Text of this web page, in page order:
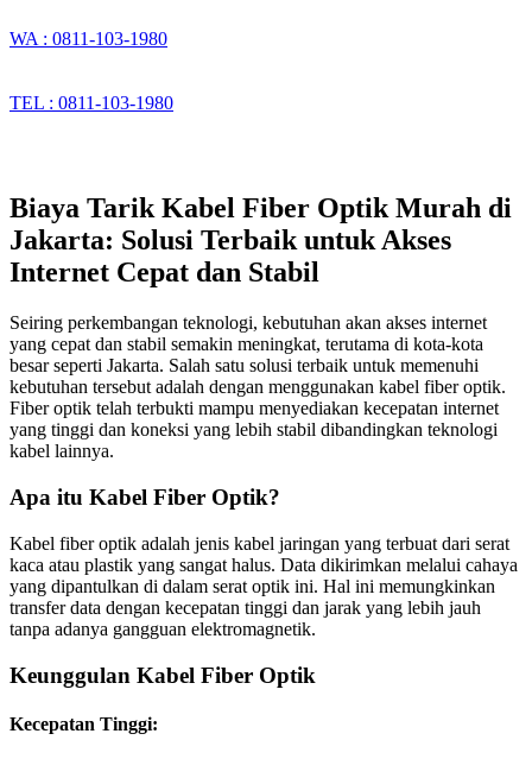
WA : 0811-103-1980
TEL : 0811-103-1980
Biaya Tarik Kabel Fiber Optik Murah di
Jakarta: Solusi Terbaik untuk Akses
Internet Cepat dan Stabil
Seiring perkembangan teknologi, kebutuhan akan akses internet
yang cepat dan stabil semakin meningkat, terutama di kota-kota
besar seperti Jakarta. Salah satu solusi terbaik untuk memenuhi
kebutuhan tersebut adalah dengan menggunakan kabel fiber optik.
Fiber optik telah terbukti mampu menyediakan kecepatan internet
yang tinggi dan koneksi yang lebih stabil dibandingkan teknologi
kabel lainnya.
Apa itu Kabel Fiber Optik?
Kabel fiber optik adalah jenis kabel jaringan yang terbuat dari serat
kaca atau plastik yang sangat halus. Data dikirimkan melalui cahaya
yang dipantulkan di dalam serat optik ini. Hal ini memungkinkan
transfer data dengan kecepatan tinggi dan jarak yang lebih jauh
tanpa adanya gangguan elektromagnetik.
Keunggulan Kabel Fiber Optik
Kecepatan Tinggi: